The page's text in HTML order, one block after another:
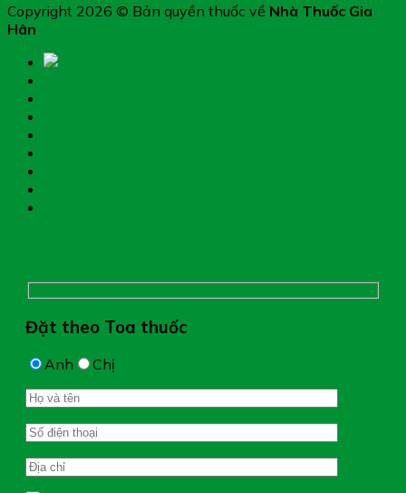
Copyright 2026 © Bản quyền thuốc về Nhà Thuốc Gia
Hân
Đặt theo Toa thuốc
Anh Chị